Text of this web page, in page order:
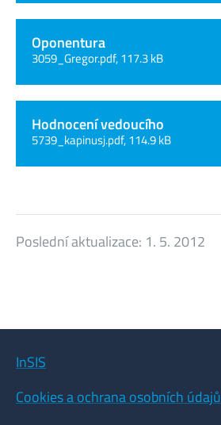
Oponentura
3059_Gregor.pdf, 117.3 kB
Hodnocení vedoucího
5739_kapinusj.pdf, 114.9 kB
Poslední aktualizace: 1. 5. 2012
InSIS
Cookies a ochrana osobních údajů